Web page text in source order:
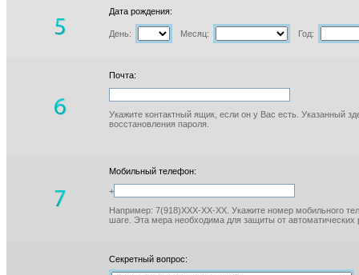
Дата рождения:
День: Месяц: Год:
Почта:
Укажите контактный ящик, если он у Вас есть. Указанный
восстановления пароля.
Мобильный телефон:
+
Например: 7(918)XXX-XX-XX. Укажите номер мобильного
шаге. Эта мера необходима для защиты от автоматических
Секретный вопрос: